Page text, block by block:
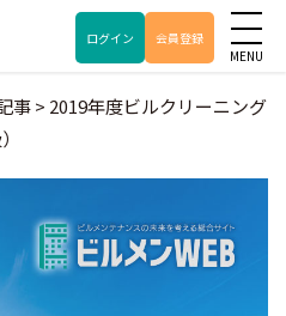
ログイン 会員登録
事> 2019年度ビルクリーニング